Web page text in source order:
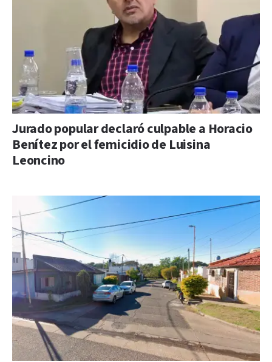
Jurado popular declaró culpable a Horacio
Benítez por el femicidio de Luisina
Leoncino